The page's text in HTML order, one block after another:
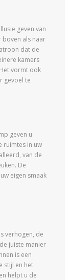
geven van
boven als naar
dat de
kamers
vormt ook
gevoel te
geven u
ruimtes in uw
van de
De
eigen smaak
verhogen, de
juiste manier
is een
stijl en het
helpt u de